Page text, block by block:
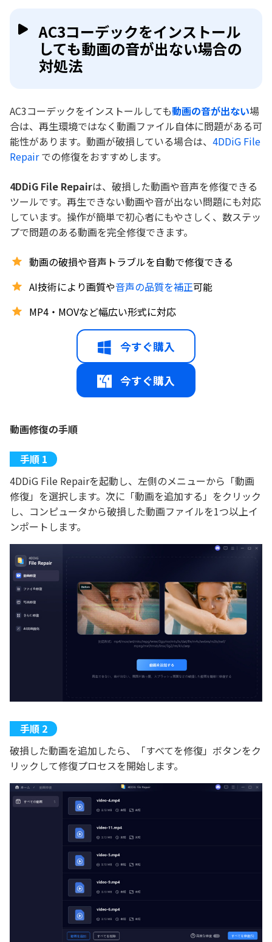
AC3コーデックをインストール
しても動画の音が出ない場合の
対処法
AC3コーデックをインストールしても動画の音が出ない場
合は、再生環境ではなく動画ファイル自体に問題がある可
能性があります。動画が破損している場合は、 4DDiG File
Repairでの修復をおすすめします。
4DDiG File Repairは、破損した動画や音声を修復できる
ツールです。再生できない動画や音が出ない問題にも対応
しています。操作が簡単で初心者にもやさしく、数ステッ
プで問題のある動画を完全修復できます。
動画の破損や音声トラブルを自動で修復できる
AI技術により画質や音声の品質を補正可能
MP4・MOVなど幅広い形式に対応
今すぐ購入
今すぐ購入
動画修復の手順
4DDiG File Repairを起動し、左側のメニューから「動画
修復」を選択します。次に「動画を追加する」をクリック
し、コンピュータから破損した動画ファイルを1つ以上イ
ンポートします。
破損した動画を追加したら、「すべてを修復」ボタンをク
リックして修復プロセスを開始します。